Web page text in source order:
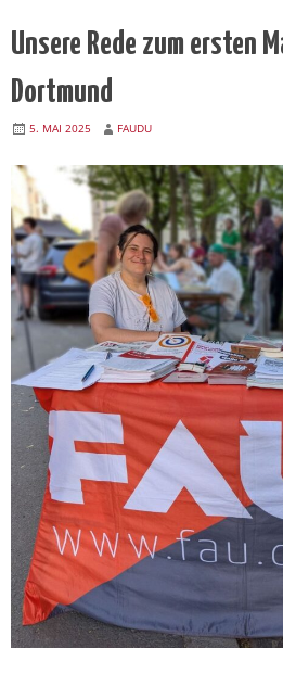
Unsere Rede zum ersten
Dortmund
5. MAI 2025 FAUDU